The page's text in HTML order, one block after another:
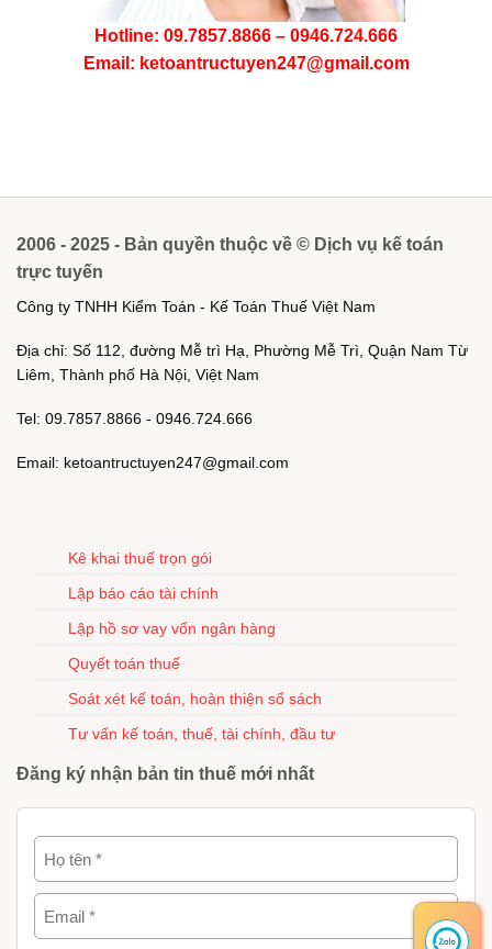
Hotline: 09.7857.8866 – 0946.724.666
Email: ketoantructuyen247@gmail.com
2006 - 2025 - Bản quyền thuộc về © Dịch vụ kế toán
trực tuyến
Công ty TNHH Kiểm Toán - Kế Toán Thuế Việt Nam
Địa chỉ: Số 112, đường Mễ trì Hạ, Phường Mễ Trì, Quận Nam Từ
Liêm, Thành phố Hà Nội, Việt Nam
Tel: 09.7857.8866 - 0946.724.666
Email: ketoantructuyen247@gmail.com
Kê khai thuế trọn gói
Lập báo cáo tài chính
Lập hồ sơ vay vốn ngân hàng
Quyết toán thuế
Soát xét kế toán, hoàn thiện sổ sách
Tư vấn kế toán, thuế, tài chính, đầu tư
Đăng ký nhận bản tin thuế mới nhất